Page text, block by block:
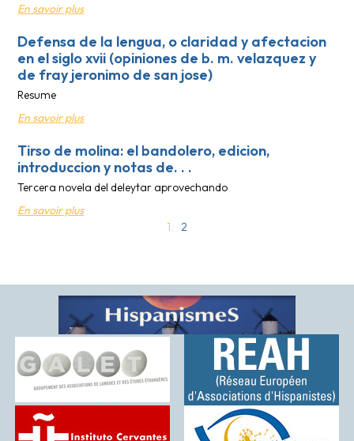
En savoir plus
Defensa de la lengua, o claridad y afectacion
en el siglo xvii (opiniones de b. m. velazquez y
de fray jeronimo de san jose)
Resume
En savoir plus
Tirso de molina: el bandolero, edicion,
introduccion y notas de. . .
Tercera novela del deleytar aprovechando
En savoir plus
1
2